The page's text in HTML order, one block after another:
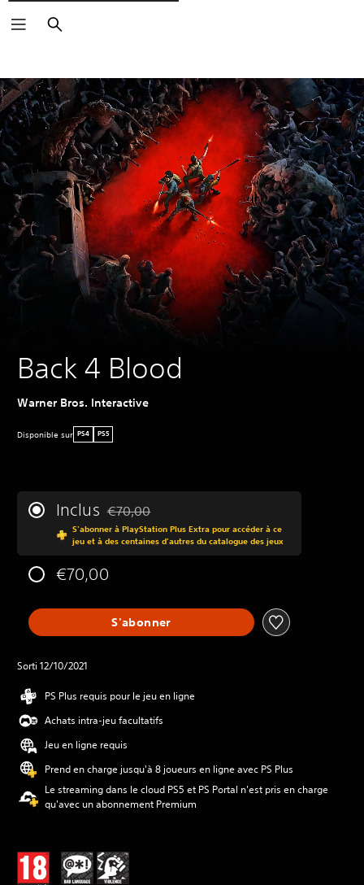
Rechercher
Back 4 Blood
Warner Bros. Interactive
Disponible sur PS4 PS5
Inclus Remise par rapport au prix d'origine de €70,00
€70,00
S'abonner à PlayStation Plus Extra pour accéder à ce
jeu et à des centaines d'autres du catalogue des jeux
€70,00
S'abonner
Sorti 12/10/2021
PS Plus requis pour le jeu en ligne
Achats intra-jeu facultatifs
Jeu en ligne requis
Prend en charge jusqu'à 8 joueurs en ligne avec PS Plus
Le streaming dans le cloud PS5 et PS Portal n'est pris en charge
qu'avec un abonnement Premium